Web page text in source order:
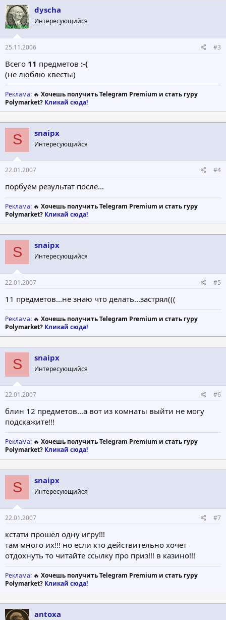
dyscha
Интересующийся
25.11.2006 #3
Всего 11 предметов :-(
(не люблю квесты)
Реклама: 🔥 Хочешь получить Telegram Premium и стать гуру
Polymarket? Кликай сюда!
S snaipx
Интересующийся
22.01.2007 #4
порбуем результат после...
Реклама: 🔥 Хочешь получить Telegram Premium и стать гуру
Polymarket? Кликай сюда!
S snaipx
Интересующийся
22.01.2007 #5
11 предметов...не знаю что делать...застрял(((
Реклама: 🔥 Хочешь получить Telegram Premium и стать гуру
Polymarket? Кликай сюда!
S snaipx
Интересующийся
22.01.2007 #6
блин 12 предметов...а вот из комнаты выйти не могу
подскажите!!!
Реклама: 🔥 Хочешь получить Telegram Premium и стать гуру
Polymarket? Кликай сюда!
S snaipx
Интересующийся
22.01.2007 #7
кстати прошёл одну игру!!!
там много их!!! но если кто действительно хочет
отдохнуть то читайте ссылку про приз!!! в казино!!!
Реклама: 🔥 Хочешь получить Telegram Premium и стать гуру
Polymarket? Кликай сюда!
antoxa